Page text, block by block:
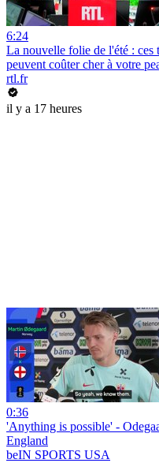
6:24
La nouvelle folie de l'été : ces
peuvent coûter cher à votre
rtl.fr
il y a 17 heures
0:36
'Anything is possible' -
England
beIN SPORTS USA